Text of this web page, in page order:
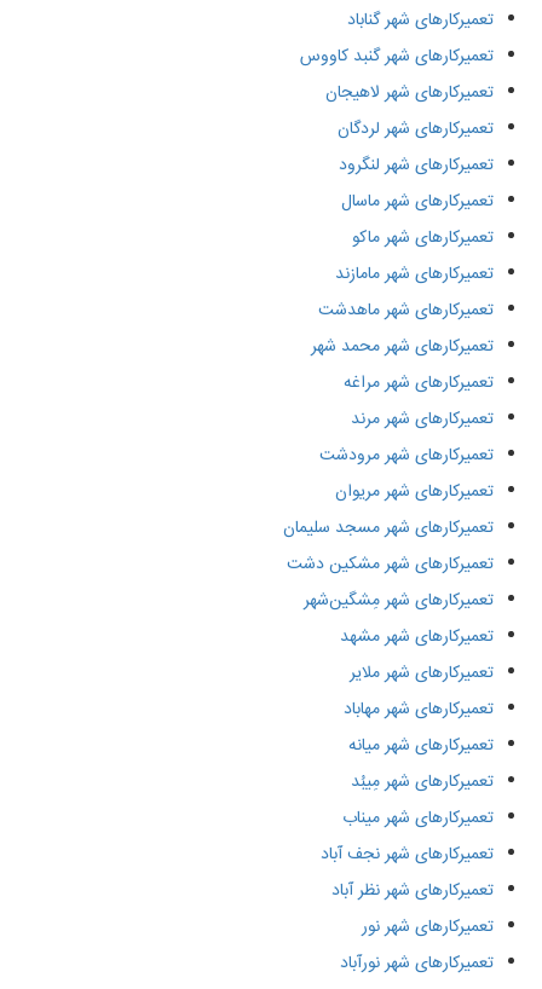
تعمیرکارهای شهر گناباد
تعمیرکارهای شهر گنبد کاووس
تعمیرکارهای شهر لاهیجان
تعمیرکارهای شهر لردگان
تعمیرکارهای شهر لنگرود
تعمیرکارهای شهر ماسال
تعمیرکارهای شهر ماکو
تعمیرکارهای شهر مامازند
تعمیرکارهای شهر ماهدشت
تعمیرکارهای شهر محمد شهر
تعمیرکارهای شهر مراغه
تعمیرکارهای شهر مرند
تعمیرکارهای شهر مرودشت
تعمیرکارهای شهر مریوان
تعمیرکارهای شهر مسجد سلیمان
تعمیرکارهای شهر مشکین دشت
تعمیرکارهای شهر مِشگین‌شهر
تعمیرکارهای شهر مشهد
تعمیرکارهای شهر ملایر
تعمیرکارهای شهر مهاباد
تعمیرکارهای شهر میانه
تعمیرکارهای شهر مِیبُد
تعمیرکارهای شهر میناب
تعمیرکارهای شهر نجف‌ آباد
تعمیرکارهای شهر نظر آباد
تعمیرکارهای شهر نور
تعمیرکارهای شهر نورآباد